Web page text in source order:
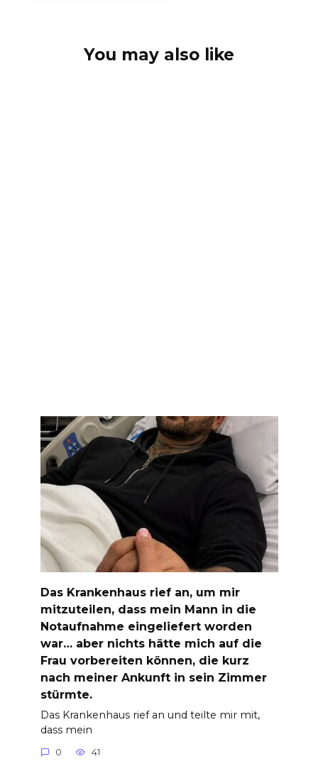
You may also like
Das Krankenhaus rief an, um mir
mitzuteilen, dass mein Mann in die
Notaufnahme eingeliefert worden
war… aber nichts hätte mich auf die
Frau vorbereiten können, die kurz
nach meiner Ankunft in sein Zimmer
stürmte.
Das Krankenhaus rief an und teilte mir mit,
dass mein
0 41